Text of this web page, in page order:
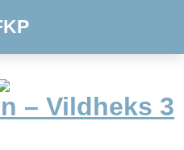
– Vildheks 3